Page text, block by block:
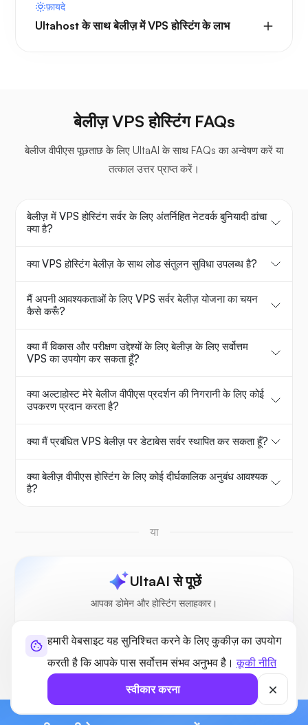
हमारी वेबसाइट यह सुनिश्चित करने के लिए कुकीज़ का उपयोग
करती है कि आपके पास सर्वोत्तम संभव अनुभव है।कूकी नीति
स्वीकार करना
फ़ायदे
Ultahost के साथ बेलीज़ में VPS होस्टिंग के लाभ
बेलीज़ VPS होस्टिंग FAQs
बेलीज वीपीएस पूछताछ के लिए UltaAI के साथ FAQs का अन्वेषण करें या
तत्काल उत्तर प्राप्त करें।
बेलीज़ में VPS होस्टिंग सर्वर के लिए अंतर्निहित नेटवर्क बुनियादी ढांचा
क्या है?
क्या VPS होस्टिंग बेलीज़ के साथ लोड संतुलन सुविधा उपलब्ध है?
मैं अपनी आवश्यकताओं के लिए VPS सर्वर बेलीज़ योजना का चयन
कैसे करूँ?
क्या मैं विकास और परीक्षण उद्देश्यों के लिए बेलीज़ के लिए सर्वोत्तम
VPS का उपयोग कर सकता हूँ?
क्या अल्टाहोस्ट मेरे बेलीज वीपीएस प्रदर्शन की निगरानी के लिए कोई
उपकरण प्रदान करता है?
क्या मैं प्रबंधित VPS बेलीज़ पर डेटाबेस सर्वर स्थापित कर सकता हूँ?
क्या बेलीज़ वीपीएस होस्टिंग के लिए कोई दीर्घकालिक अनुबंध आवश्यक
है?
या
UltaAI से पूछें
आपका डोमेन और होस्टिंग सलाहकार।